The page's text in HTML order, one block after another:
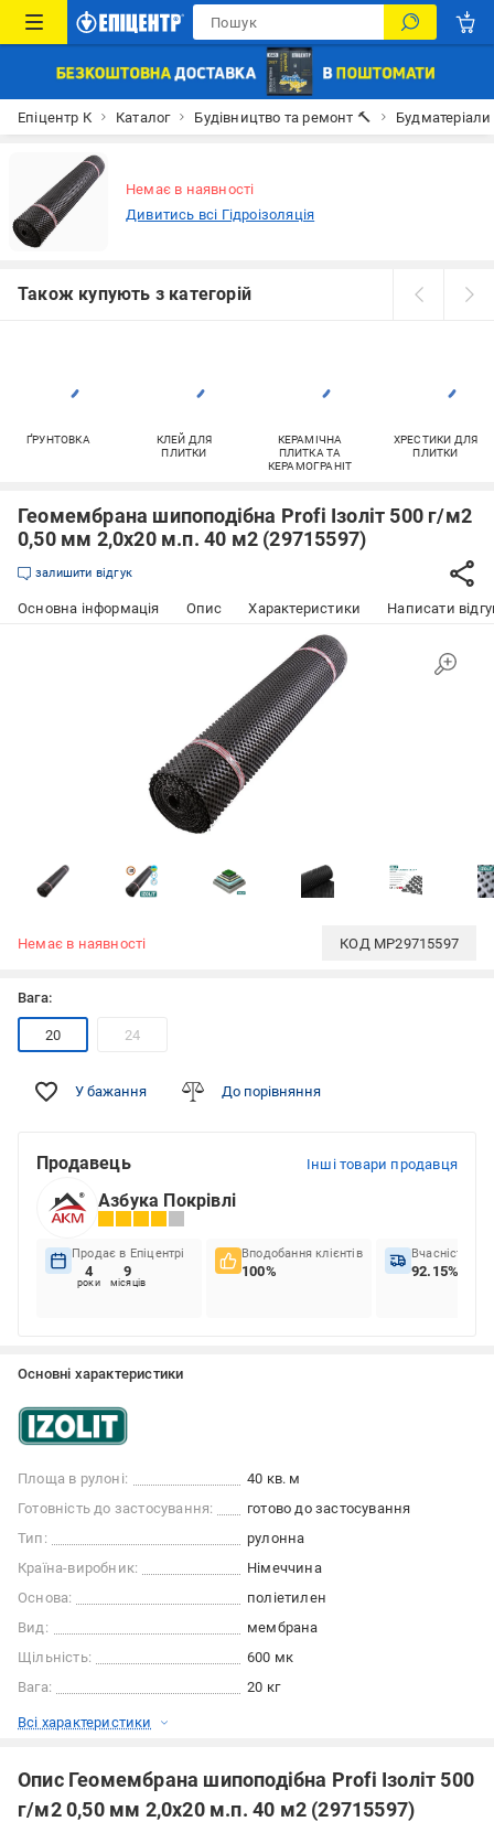
Епіцентр К Каталог Будівництво та ремонт 🔨 Будматеріали
Немає в наявності
Дивитись всі Гідроізоляція
Також купують з категорій
ҐРУНТОВКА
КЛЕЙ ДЛЯ
ПЛИТКИ
КЕРАМІЧНА
ПЛИТКА ТА
КЕРАМОГРАНІТ
ХРЕСТИКИ ДЛЯ
ПЛИТКИ
Геомембрана шипоподібна Profi Ізоліт 500 г/м2
0,50 мм 2,0х20 м.п. 40 м2 (29715597)
залишити відгук
Основна інформація Опис Характеристики Написати
Немає в наявності КОД MP29715597
Вага:
20 24
У бажання До порівняння
Продавець Інші товари продавця
Азбука Покрівлі
Продає в Епіцентрі
4
роки
9
місяців
Вподобання клієнтів
100%
Вчасність
92.15%
Основні характеристики
Площа в рулоні:
40 кв. м
Готовність до застосування:
готово до застосування
Тип:
рулонна
Країна-виробник:
Німеччина
Основа:
поліетилен
Вид:
мембрана
Щільність:
600 мк
Вага:
20 кг
Всі характеристики
Опис Геомембрана шипоподібна Profi Ізоліт 500
г/м2 0,50 мм 2,0х20 м.п. 40 м2 (29715597)